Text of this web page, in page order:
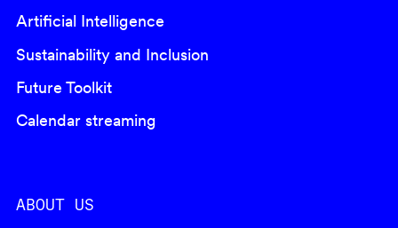
Artificial Intelligence
Sustainability and Inclusion
Future Toolkit
Calendar streaming
ABOUT US